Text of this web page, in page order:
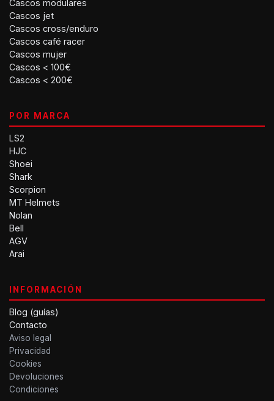
Cascos modulares
Cascos jet
Cascos cross/enduro
Cascos café racer
Cascos mujer
Cascos < 100€
Cascos < 200€
POR MARCA
LS2
HJC
Shoei
Shark
Scorpion
MT Helmets
Nolan
Bell
AGV
Arai
INFORMACIÓN
Blog (guías)
Contacto
Aviso legal
Privacidad
Cookies
Devoluciones
Condiciones